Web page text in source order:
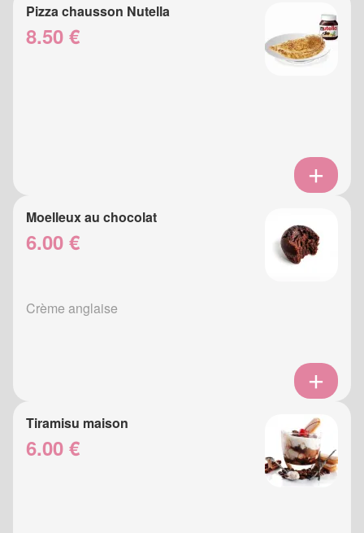
Pizza chausson Nutella
8.50 €
Moelleux au chocolat
6.00 €
Crème anglaise
Tiramisu maison
6.00 €